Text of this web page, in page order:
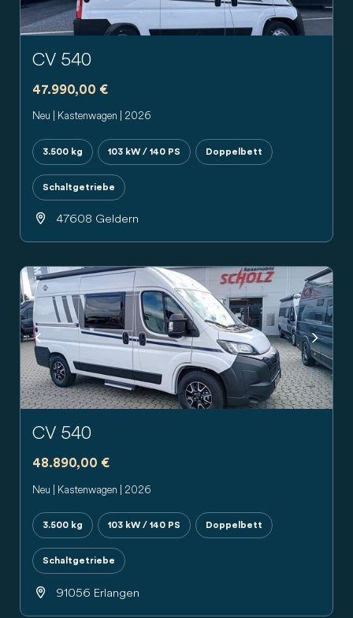
CV 540
47.990,00 €
Neu | Kastenwagen | 2026
3.500 kg 103 kW / 140 PS Doppelbett
Schaltgetriebe
47608 Geldern
Previous Next
CV 540
48.890,00 €
Neu | Kastenwagen | 2026
3.500 kg 103 kW / 140 PS Doppelbett
Schaltgetriebe
91056 Erlangen